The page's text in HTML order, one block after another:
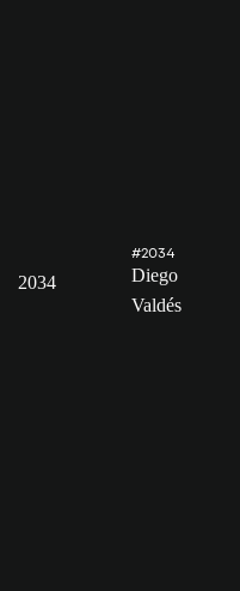
2034
#2034
Diego
Valdés